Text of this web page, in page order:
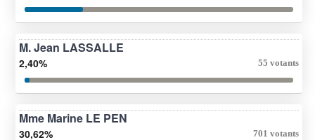
M. Jean LASSALLE
2,40% 55 votants
Mme Marine LE PEN
30,62% 701 votants